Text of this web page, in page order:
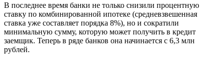
В последнее время банки не только снизили процентную
ставку по комбинированной ипотеке (средневзвешенная
ставка уже составляет порядка 8%), но и сократили
минимальную сумму, которую может получить в кредит
заемщик. Теперь в ряде банков она начинается с 6,3 млн
рублей.